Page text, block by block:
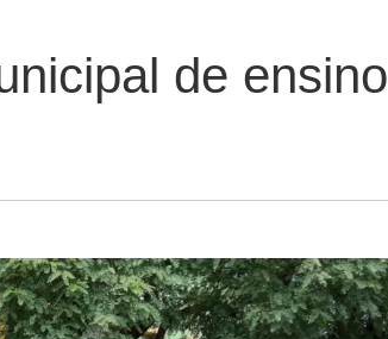
de ensino